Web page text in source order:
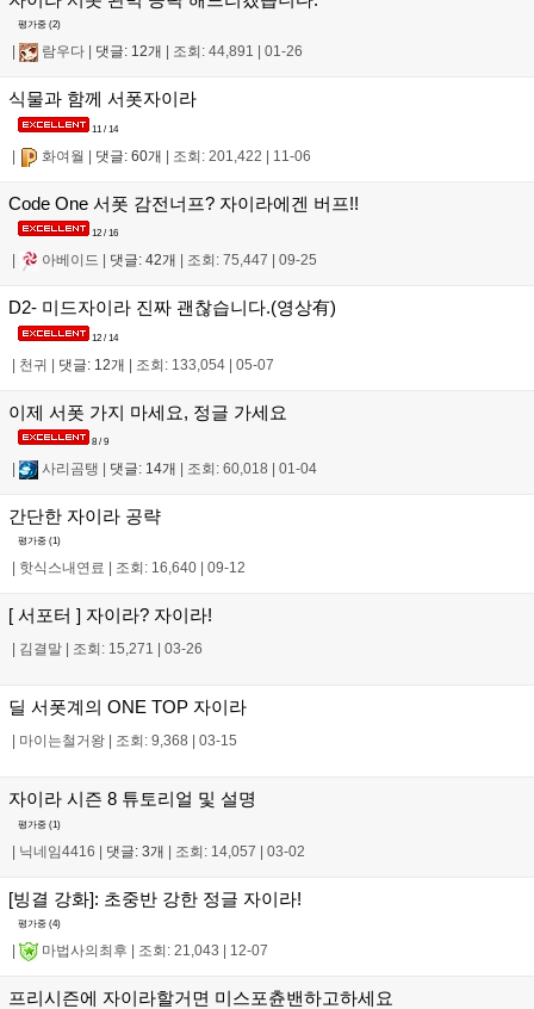
평가중 (2)
람우다 댓글: 12개 조회: 44,891 01-26
식물과 함께 서폿자이라
11 / 14
| 화여월 | 댓글: 60개 | 조회: 201,422 | 11-06
Code One 서폿 감전너프? 자이라에겐 버프!!
12 / 16
아베이드 댓글: 42개 조회: 75,447 09-25
D2- 미드자이라 진짜 괜찮습니다.(영상有)
12 / 14
| 천귀 | 댓글: 12개 | 조회: 133,054 | 05-07
이제 서폿 가지 마세요, 정글 가세요
8 / 9
사리곰탱 댓글: 14개 조회: 60,018 01-04
간단한 자이라 공략
평가중 (1)
핫식스내연료 조회: 16,640 09-12
[ 서포터 ] 자이라? 자이라!
김결말 조회: 15,271 03-26
딜 서폿계의 ONE TOP 자이라
마이는철거왕 조회: 9,368 03-15
자이라 시즌 8 튜토리얼 및 설명
평가중 (1)
| 닉네임4416 | 댓글: 3개 | 조회: 14,057 | 03-02
[빙결 강화]: 초중반 강한 정글 자이라!
평가중 (4)
마법사의최후 조회: 21,043 12-07
프리시즌에 자이라할거면 미스포츈밴하고하세요